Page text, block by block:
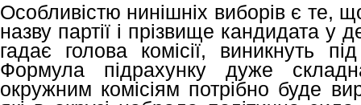
Особливістю нинішніх виборів є те,
назву партії і прізвище кандидата у
гадає голова комісії, виникнуть
Формула підрахунку дуже
окружним комісіям потрібно буде